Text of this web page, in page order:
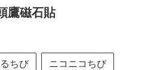
鷹磁石貼
ちび ニコニコちび